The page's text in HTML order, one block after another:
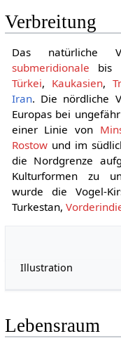
Verbreitung
Das natürliche
submeridionale bis
Türkei, Kaukasien,
Iran. Die nördliche
Europas bei
einer Linie von
Rostowund im
die Nordgrenze
Kulturformen zu
wurde die Vogel-
Turkestan,
Illustration
Lebensraum